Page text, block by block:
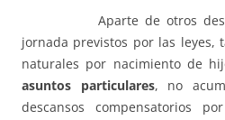
Aparte de otros
jornada previstos por las leyes,
naturales por nacimiento de
asuntos particulares, no
descansos compensatorios